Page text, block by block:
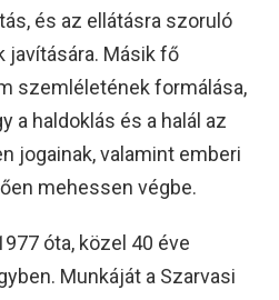
és az ellátásra szoruló
javítására. Másik fő
szemléletének formálása,
a haldoklás és a halál az
jogainak, valamint emberi
mehessen végbe.
óta, közel 40 éve
Munkáját a Szarvasi